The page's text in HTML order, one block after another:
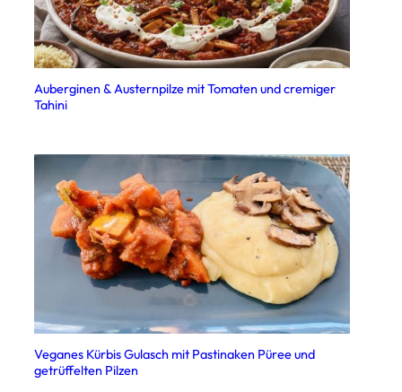
Auberginen & Austernpilze mit Tomaten und cremiger
Tahini
Veganes Kürbis Gulasch mit Pastinaken Püree und
getrüffelten Pilzen